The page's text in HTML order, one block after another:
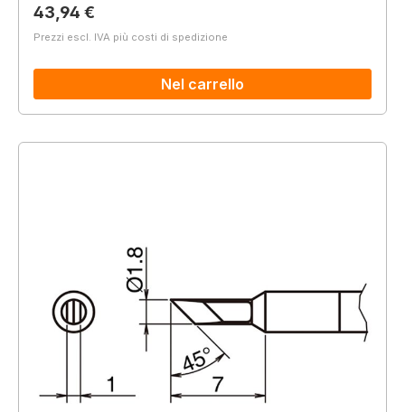
Prezzo normale:
43,94 €
Prezzi escl. IVA più costi di spedizione
Nel carrello